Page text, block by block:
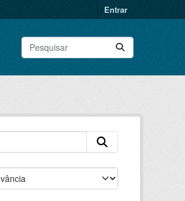
Entrar